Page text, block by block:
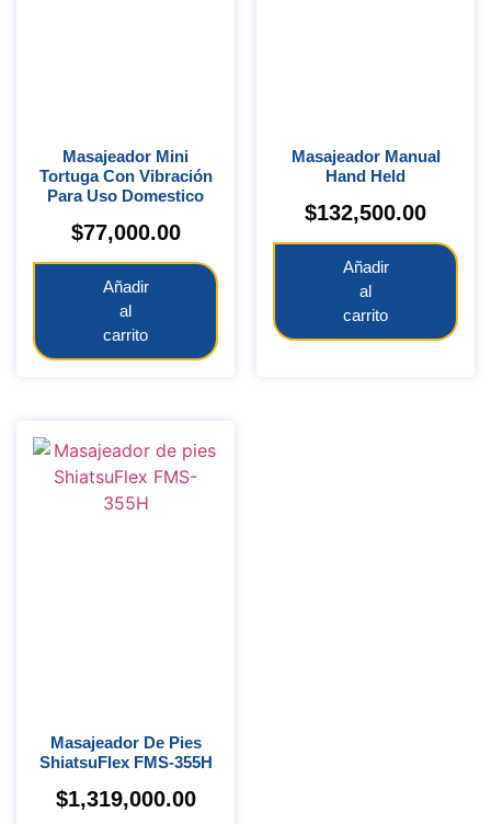
Masajeador Mini
Tortuga Con Vibración
Para Uso Domestico
$77,000.00
Añadir
al
carrito
Masajeador Manual
Hand Held
$132,500.00
Añadir
al
carrito
Masajeador De Pies
ShiatsuFlex FMS-355H
$1,319,000.00